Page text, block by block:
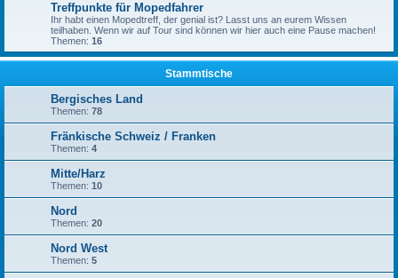
Treffpunkte für Mopedfahrer
Ihr habt einen Mopedtreff, der genial ist? Lasst uns an eurem Wissen
teilhaben. Wenn wir auf Tour sind können wir hier auch eine Pause machen!
Themen: 16
Stammtische
Bergisches Land
Themen: 78
Fränkische Schweiz / Franken
Themen: 4
Mitte/Harz
Themen: 10
Nord
Themen: 20
Nord West
Themen: 5